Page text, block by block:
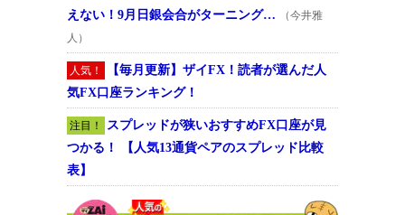
えない！9月日銀会合がターニング…
（今井雅
人）
人気！
【毎月更新】ザイFX！読者が選んだ人
気FX口座ランキング！
注目！
スプレッドが狭いおすすめFX口座が見
つかる！ 【人気13通貨ペアのスプレッド比較
表】